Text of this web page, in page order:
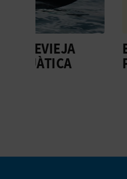
BOHÍLGUES
PUR